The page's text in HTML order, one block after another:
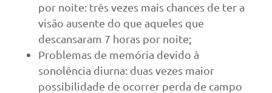
por noite: três vezes mais chances de ter a
visão ausente do que aqueles que
descansaram 7 horas por noite;
Problemas de memória devido à
sonolência diurna: duas vezes maior
possibilidade de ocorrer perda de campo